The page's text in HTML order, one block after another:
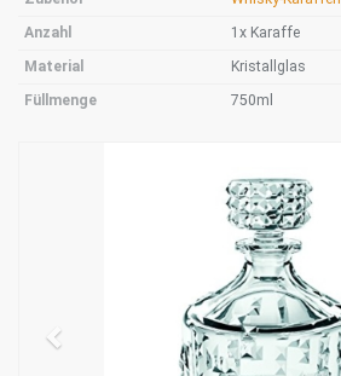
Anzahl
1x Karaffe
Material
Kristallglas
Füllmenge
750ml